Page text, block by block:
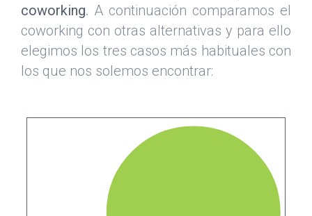
coworking. A continuación comparamos el
coworking con otras alternativas y para ello
elegimos los tres casos más habituales con
los que nos solemos encontrar: